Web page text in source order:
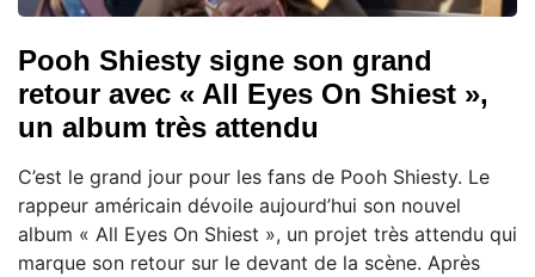
Pooh Shiesty signe son grand
retour avec « All Eyes On Shiest »,
un album très attendu
C’est le grand jour pour les fans de Pooh Shiesty. Le
rappeur américain dévoile aujourd’hui son nouvel
album « All Eyes On Shiest », un projet très attendu qui
marque son retour sur le devant de la scène. Après